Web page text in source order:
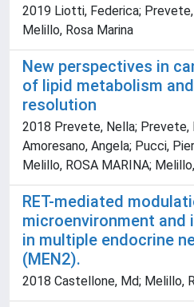
2019 Liotti, Federica;
Melillo, Rosa Marina
New perspectives in
of lipid metabolism
resolution
2018 Prevete, Nella; Prevete,
Amoresano, Angela; Pucci,
Melillo, ROSA MARINA;
RET-mediated
microenvironment and
in multiple endocrine
(MEN2).
2018 Castellone, Md; Melillo,